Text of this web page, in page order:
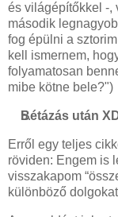
és világépítőkkel -,
második
fog épülni a
kell ismernem,
folyamatosan
mibe kötne bele?")
Bétázás után
Erről egy teljes
röviden: Engem is
visszakapom
különböző